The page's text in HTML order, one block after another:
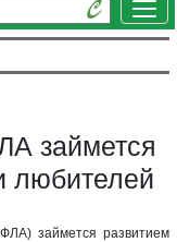
займется
любителей
займется развитием